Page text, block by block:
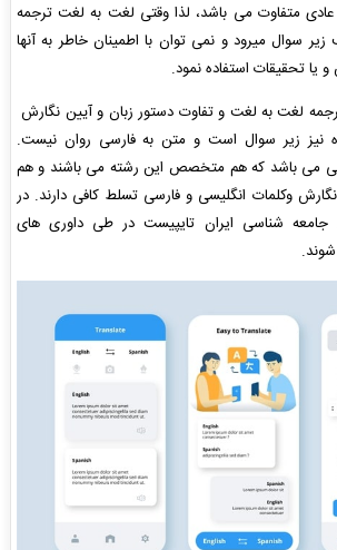
متفاوت می باشد، لذا وقتی لغت به لغت ترجمه
سوال میرود و نمی توان با اطمینان خاطر به آنها
یا تحقیقات استفاده نمود.
لغت به لغت و تفاوت دستور زبان و آیین نگارش
نیز زیر سوال است و متن به فارسی روان نیست.
می باشد که هم متخصص این رشته می باشند و هم
وکلمات انگلیسی و فارسی تسلط کافی دارند. در
جامعه شناسی ایران تایپیست در طی داوری های